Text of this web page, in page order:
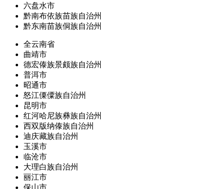
六盘水市
黔南布依族苗族自治州
黔东南苗族侗族自治州
全云南省
曲靖市
德宏傣族景颇族自治州
普洱市
昭通市
怒江傈僳族自治州
昆明市
红河哈尼族彝族自治州
西双版纳傣族自治州
迪庆藏族自治州
玉溪市
临沧市
大理白族自治州
丽江市
保山市